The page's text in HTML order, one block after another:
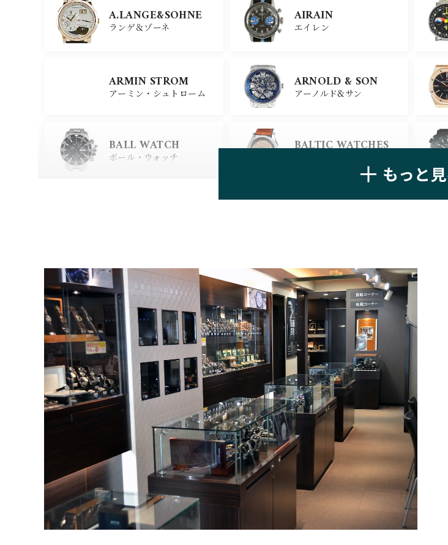
X
ジラール・ペルゴ
ユリスナルダン
カルティエ シャネル
グラスヒュッテ・オリジナ
ル
クロノスイス
A.LANGE&SOHNE
ランゲ＆ゾーネ
AIRAIN
エイレン
ARMIN STROM
アーミン・シュトローム
ARNOLD & SON
アーノルド&サン
BALL WATCH
ボール・ウォッチ
BALTIC WATCHES
BOVET
ボヴェ
BREGUET
ブレゲ
BULOVA
ブローバ
BVLGARI
ブルガリ
CASIO
カシオ
CEDRIC JOHNER
セドリックジョナー
CHRISTOPHER WAR
クリストファー・ウォード
CHRONO TOKYO
クロノトウキョウ
CUERVOY SOBRINO
もっと